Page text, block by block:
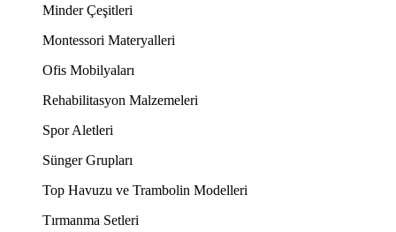
Minder Çeşitleri
Montessori Materyalleri
Ofis Mobilyaları
Rehabilitasyon Malzemeleri
Spor Aletleri
Sünger Grupları
Top Havuzu ve Trambolin Modelleri
Tırmanma Setleri